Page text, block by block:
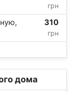
грн
310
грн
дома